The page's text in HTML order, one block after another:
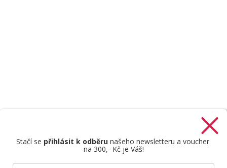
Stačí se přihlásit k odběrunašeho newsletteru a voucher
na 300,- Kč je Váš!